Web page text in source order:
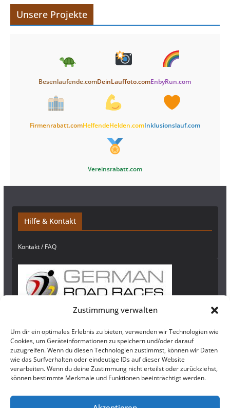
Zustimmung verwalten
Um dir ein optimales Erlebnis zu bieten, verwenden wir Technologien wie
Cookies, um Geräteinformationen zu speichern und/oder darauf
zuzugreifen. Wenn du diesen Technologien zustimmst, können wir Daten
wie das Surfverhalten oder eindeutige IDs auf dieser Website
verarbeiten. Wenn du deine Zustimmung nicht erteilst oder zurückziehst,
können bestimmte Merkmale und Funktionen beeinträchtigt werden.
Unsere Projekte
Besenlaufende.comDeinLauffoto.comEnbyRun.com
Firmenrabatt.comHelfendeHelden.comInklusionslauf.com
Vereinsrabatt.com
Hilfe & Kontakt
Kontakt / FAQ
Newsletter
Bleibe auf dem Laufenden und abonnierehierunseren Newsletter!